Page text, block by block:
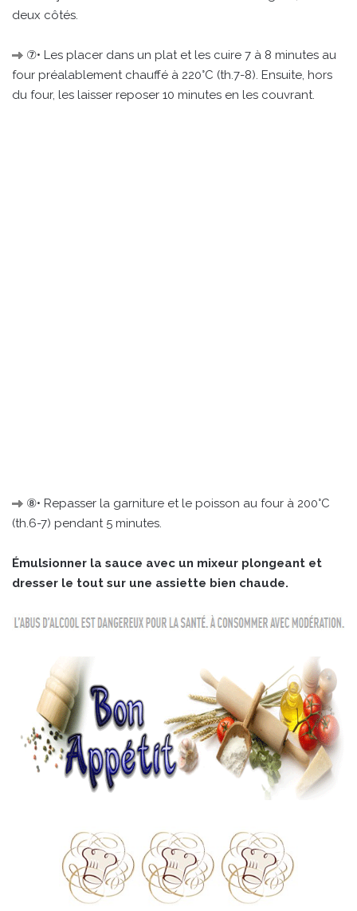
deux côtés.
⑦• Les placer dans un plat et les cuire 7 à 8 minutes au
four préalablement chauffé à 220°C (th.7-8). Ensuite, hors
du four, les laisser reposer 10 minutes en les couvrant.
⑧• Repasser la garniture et le poisson au four à 200°C
(th.6-7) pendant 5 minutes.
Émulsionner la sauce avec un mixeur plongeant et
dresser le tout sur une assiette bien chaude.